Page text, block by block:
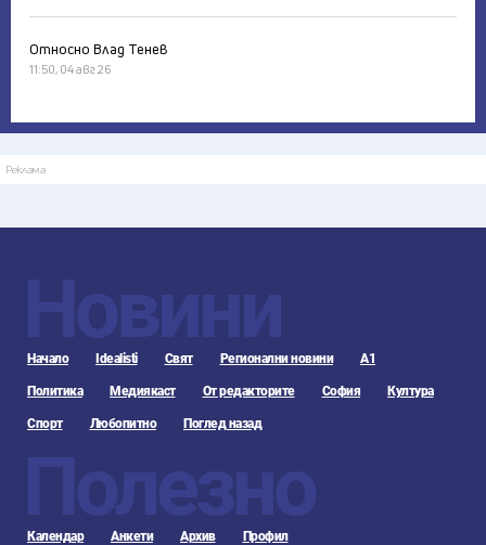
Относно Влад Тенев
11:50, 04 авг 26
Реклама
Новини
Начало Idealisti Свят Регионални новини А1
Политика Медиякаст От редакторите София Култура
Спорт Любопитно Поглед назад
Полезно
Календар Анкети Архив Профил